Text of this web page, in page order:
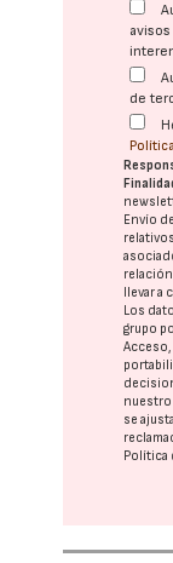
de
Envío
llevar a
Los
grupo
nuestro
se
Política